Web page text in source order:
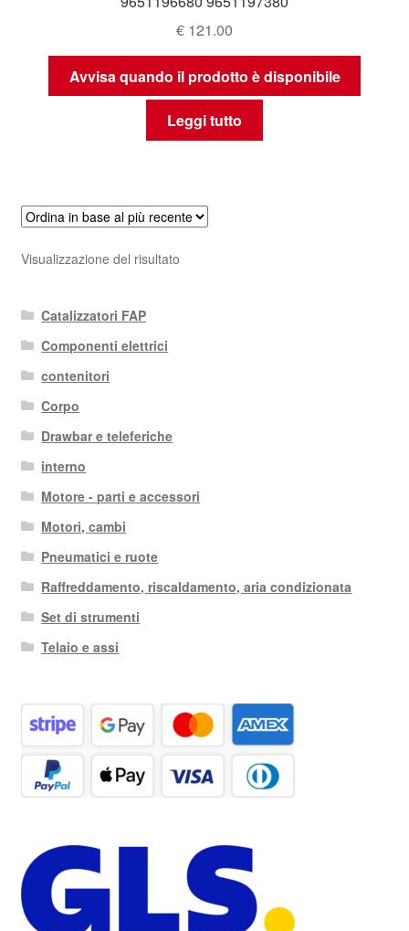
€ 121.00
Avvisa quando il prodotto è disponibile
Leggi tutto
Visualizzazione del risultato
Catalizzatori FAP
Componenti elettrici
contenitori
Corpo
Drawbar e teleferiche
interno
Motore - parti e accessori
Motori, cambi
Pneumatici e ruote
Raffreddamento, riscaldamento, aria condizionata
Set di strumenti
Telaio e assi